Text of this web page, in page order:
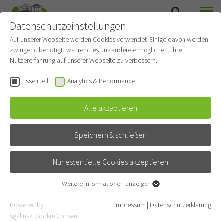
Station 3 - Palliativstation
Allgemeinpflegestation
Kontakt
Röntgenstraße 1
69126 Heidelberg
06221 396-3032
Datenschutzeinstellungen
Auf unserer Webseite werden Cookies verwendet. Einige davon werden
zwingend benötigt, während es uns andere ermöglichen, Ihre
Nutzererfahrung auf unserer Webseite zu verbessern.
Essentiell Analytics & Performance
Alle akzeptieren
Speichern & schließen
Nur essentielle Cookies akzeptieren
Essentielle Cookies werden für grundlegende Funktionen der
Webseite benötigt. Dadurch ist gewährleistet, dass die Webseite
Weitere Informationen anzeigen
Powered by
sgalinski Cookie Consent
Impressum | Datenschutzerklärung